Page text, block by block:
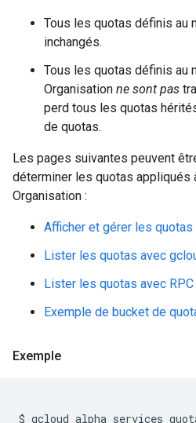
Tous les quotas définis au
inchangés.
Tous les quotas définis au
Organisation ne sont pas
perd tous les quotas
de quotas.
Les pages suivantes peuvent
déterminer les quotas appliqués
Organisation :
Afficher et gérer les quotas
Lister les quotas avec
Lister les quotas avec RPC
Exemple de bucket de
Exemple
$ gcloud alpha services